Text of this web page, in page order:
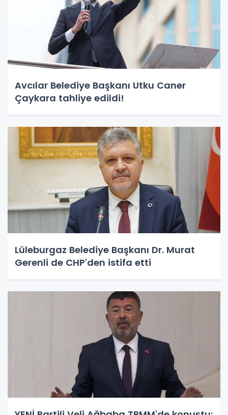
Avcılar Belediye Başkanı Utku Caner
Çaykara tahliye edildi!
Lüleburgaz Belediye Başkanı Dr. Murat
Gerenli de CHP'den istifa etti